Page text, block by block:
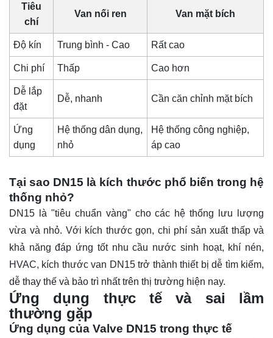
Tiêu
chí
Van nối ren Van mặt bích
Độ kín Trung bình - Cao Rất cao
Chi phí Thấp Cao hơn
Dễ lắp
đặt
Dễ, nhanh Cần căn chỉnh mặt bích
Ứng
dụng
Hệ thống dân dụng,
nhỏ
Hệ thống công nghiệp,
áp cao
Tại sao DN15 là kích thước phổ biến trong hệ
thống nhỏ?
DN15 là "tiêu chuẩn vàng" cho các hệ thống lưu lượng
vừa và nhỏ. Với kích thước gọn, chi phí sản xuất thấp và
khả năng đáp ứng tốt nhu cầu nước sinh hoạt, khí nén,
HVAC, kích thước van DN15 trở thành thiết bị dễ tìm kiếm,
dễ thay thế và bảo trì nhất trên thị trường hiện nay.
Ứng dụng thực tế và sai lầm
thường gặp
Ứng dụng của Valve DN15 trong thực tế